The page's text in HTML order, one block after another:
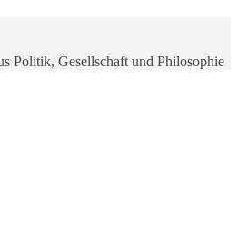
Politik, Gesellschaft und Philosophie